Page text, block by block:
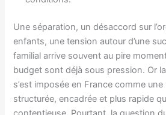
Une séparation, un désaccord sur
enfants, une tension autour d’une
familial arrive souvent au pire
budget sont déjà sous pression. Or la
s’est imposée en France comme
structurée, encadrée et plus rapide